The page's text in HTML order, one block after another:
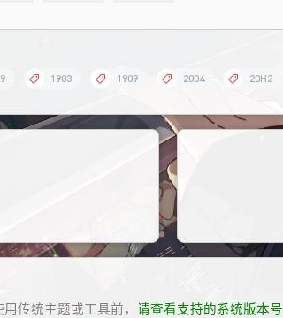
1903 1909 2004 20H2
传统主题或工具前， 请查看支持的系统版本号